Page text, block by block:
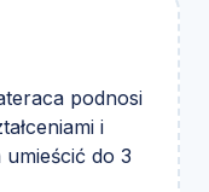
podnosi
i
do 3